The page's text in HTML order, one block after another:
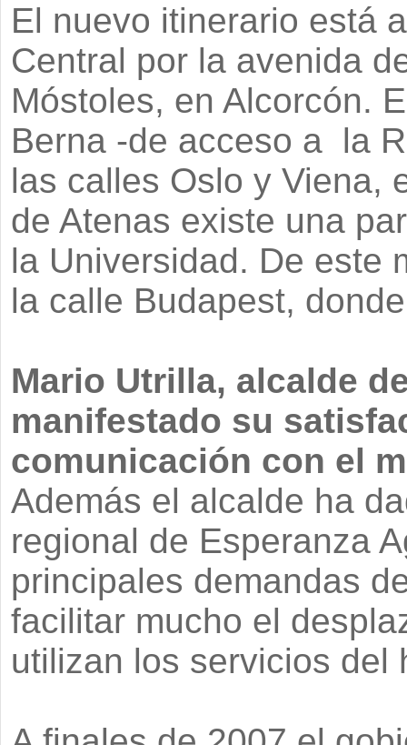
El nuevo itinerario está
Central por la avenida
Móstoles, en Alcorcón.
Berna -de acceso a la
las calles Oslo y Viena,
de Atenas existe una
la Universidad. De este
la calle Budapest,
Mario Utrilla, alcalde
manifestado su
comunicación con el
Además el alcalde ha
regional de Esperanza
principales demandas
facilitar mucho el
utilizan los servicios del